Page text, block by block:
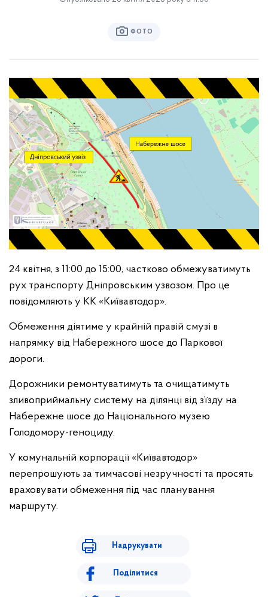
ФОТО
24 квітня, з 11:00 до 15:00, частково обмежуватимуть
рух транспорту Дніпровським узвозом. Про це
повідомляють у КК «Київавтодор».
Обмеження діятиме у крайній правій смузі в
напрямку від Набережного шосе до Паркової
дороги.
Дорожники ремонтуватимуть та очищатимуть
зливоприймальну систему на ділянці від з’їзду на
Набережне шосе до Національного музею
Голодомору-геноциду.
У комунальній корпорації «Київавтодор»
перепрошують за тимчасові незручності та просять
враховувати обмеження під час планування
маршруту.
Надрукувати
Поділитися